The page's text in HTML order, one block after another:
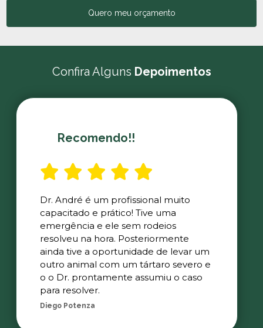
Quero meu orçamento
Confira Alguns Depoimentos
Recomendo!!
Dr. André é um profissional muito
capacitado e prático! Tive uma
emergência e ele sem rodeios
resolveu na hora. Posteriormente
ainda tive a oportunidade de levar um
outro animal com um tártaro severo e
o o Dr. prontamente assumiu o caso
para resolver.
Diego Potenza